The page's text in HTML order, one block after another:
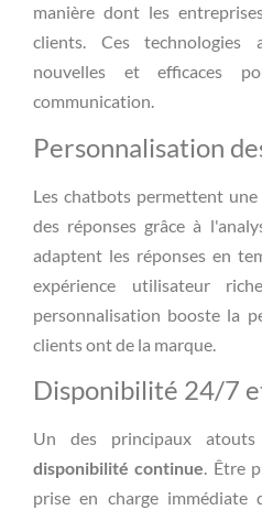
manière dont les
clients. Ces technologies
nouvelles et efficaces
communication.
Personnalisation
Les chatbots permettent une
des réponses grâce à
adaptent les réponses en
expérience utilisateur
personnalisation booste la
clients ont de la marque.
Disponibilité 24/7
Un des principaux
disponibilité continue. Être
prise en charge immédiate